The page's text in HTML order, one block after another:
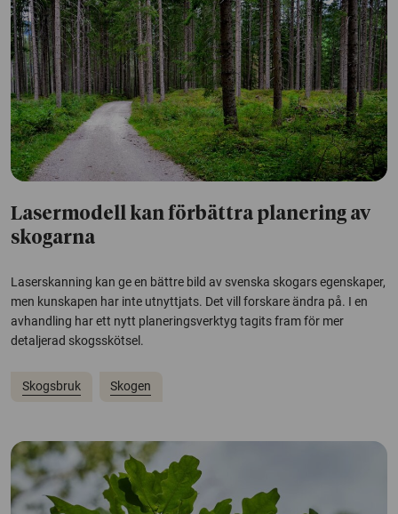
Lasermodell kan förbättra planering av
skogarna
Laserskanning kan ge en bättre bild av svenska skogars egenskaper,
men kunskapen har inte utnyttjats. Det vill forskare ändra på. I en
avhandling har ett nytt planeringsverktyg tagits fram för mer
detaljerad skogsskötsel.
Skogsbruk Skogen